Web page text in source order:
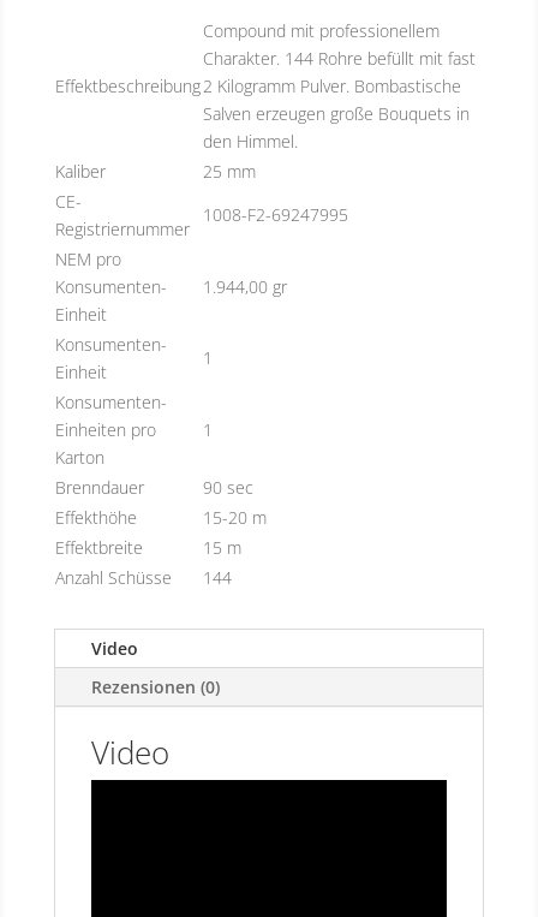
Effektbeschreibung
Compound mit professionellem
Charakter. 144 Rohre befüllt mit fast
2 Kilogramm Pulver. Bombastische
Salven erzeugen große Bouquets in
den Himmel.
Kaliber
25 mm
CE-
Registriernummer
1008-F2-69247995
NEM pro
Konsumenten-
Einheit
1.944,00 gr
Konsumenten-
Einheit
1
Konsumenten-
Einheiten pro
Karton
1
Brenndauer
90 sec
Effekthöhe
15-20 m
Effektbreite
15 m
Anzahl Schüsse
144
Video
Rezensionen (0)
Video